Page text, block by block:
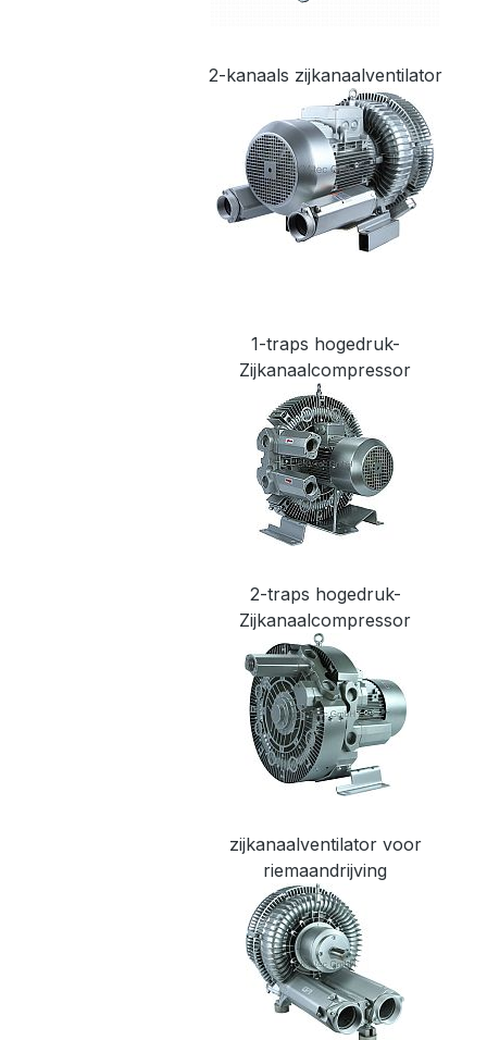
2-kanaals zijkanaalventilator
1-traps hogedruk-
Zijkanaalcompressor
2-traps hogedruk-
Zijkanaalcompressor
zijkanaalventilator voor
riemaandrijving